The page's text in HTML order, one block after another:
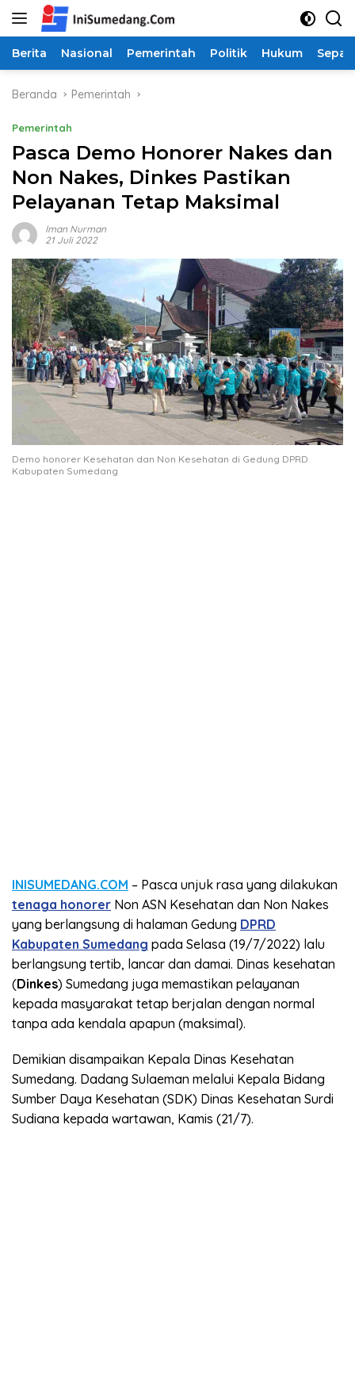
Langsung
Berita Nasional Pemerintah Politik Hukum
Beranda Pemerintah
Pemerintah
Pasca Demo Honorer Nakes dan
Non Nakes, Dinkes Pastikan
Pelayanan Tetap Maksimal
Iman Nurman
21 Juli 2022
Demo honorer Kesehatan dan Non Kesehatan di Gedung DPRD
Kabupaten Sumedang
INISUMEDANG.COM – Pasca unjuk rasa yang dilakukan
tenaga honorer Non ASN Kesehatan dan Non Nakes
yang berlangsung di halaman Gedung DPRD
Kabupaten Sumedang pada Selasa (19/7/2022) lalu
berlangsung tertib, lancar dan damai. Dinas kesehatan
(Dinkes) Sumedang juga memastikan pelayanan
kepada masyarakat tetap berjalan dengan normal
tanpa ada kendala apapun (maksimal).
Demikian disampaikan Kepala Dinas Kesehatan
Sumedang. Dadang Sulaeman melalui Kepala Bidang
Sumber Daya Kesehatan (SDK) Dinas Kesehatan Surdi
Sudiana kepada wartawan, Kamis (21/7).